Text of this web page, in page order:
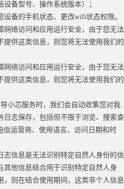
备型号、操作系统版本）；
设备的手机状态、更改wifi状态权限。
网络访问和应用运行安全，由于您无法
提供这类信息，则您将无法使用我们的
网络访问和应用运行安全，由于您无法
提供这类信息，则您将无法使用我们的
小芯服务时，我们会自动收集您对我
日志保存，包括但不限于浏览、搜索查
运营商、使用语言、访问日期和时
志信息是无法识别特定自然人身份的信
其他信息结合用于识别特定自然人身
，则在结合使用期间，这类非个人信息